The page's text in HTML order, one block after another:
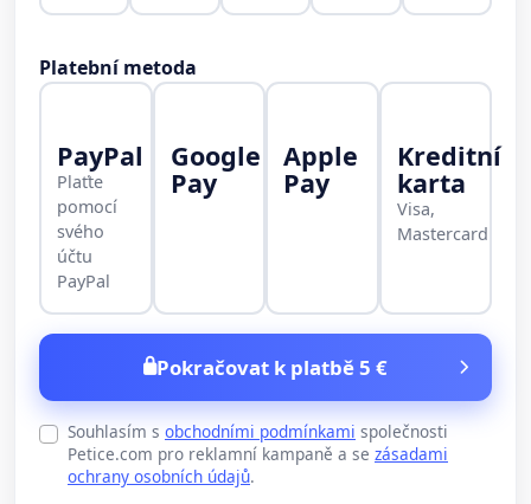
Platební metoda
PayPal
Plaťte
pomocí
svého
účtu
PayPal
Google
Pay
Apple
Pay
Kreditní
karta
Visa,
Mastercard
Pokračovat k platbě 5 €
Souhlasím s obchodními podmínkami společnosti
Petice.com pro reklamní kampaně a se zásadami
ochrany osobních údajů.